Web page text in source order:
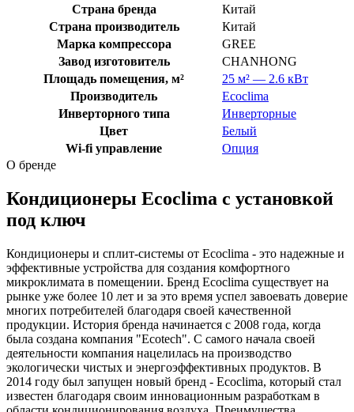
Страна бренда
Китай
Страна производитель
Китай
Марка компрессора
GREE
Завод изготовитель
CHANHONG
Площадь помещения, м²
25 м² — 2.6 кВт
Производитель
Ecoclima
Инверторного типа
Инверторные
Цвет
Белый
Wi-fi управление
Опция
О бренде
Кондиционеры Ecoclima с установкой
под ключ
Кондиционеры и сплит-системы от Ecoclima - это надежные и
эффективные устройства для создания комфортного
микроклимата в помещении. Бренд Ecoclima существует на
рынке уже более 10 лет и за это время успел завоевать доверие
многих потребителей благодаря своей качественной
продукции. История бренда начинается с 2008 года, когда
была создана компания "Ecotech". С самого начала своей
деятельности компания нацелилась на производство
экологически чистых и энергоэффективных продуктов. В
2014 году был запущен новый бренд - Ecoclima, который стал
известен благодаря своим инновационным разработкам в